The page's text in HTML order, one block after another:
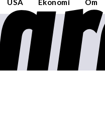
USA Ekonomi Om